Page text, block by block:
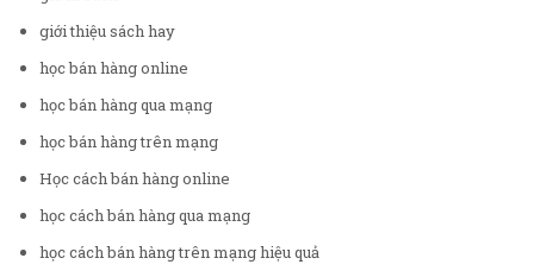
giới thiệu sách hay
học bán hàng online
học bán hàng qua mạng
học bán hàng trên mạng
Học cách bán hàng online
học cách bán hàng qua mạng
học cách bán hàng trên mạng hiệu quả